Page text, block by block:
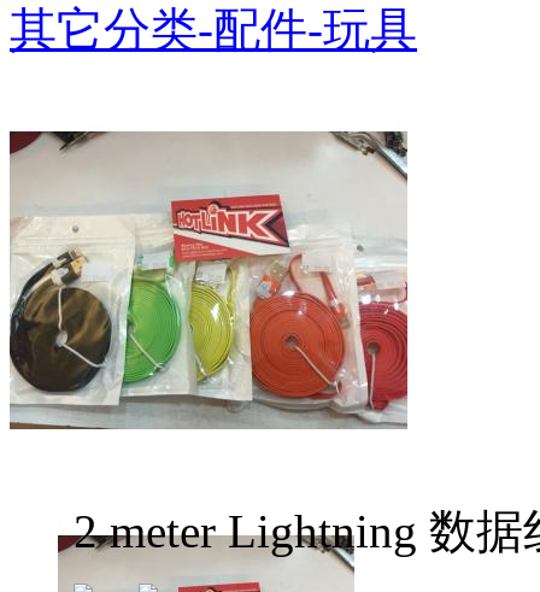
其它分类-配件-玩具
2 meter Lightning 数据